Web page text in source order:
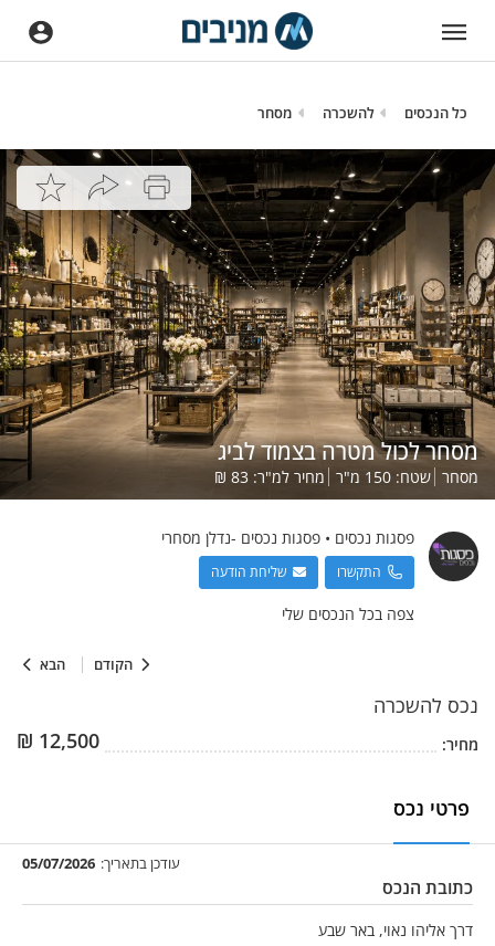
כל הנכסים להשכרה מסחר
הקודם הבא
מסחר לכול מטרה בצמוד לביג
מסחר שטח: 150 מ"ר מחיר למ"ר: 83
₪
פסגות נכסים • פסגות נכסים -נדלן מסחרי
התקשרו שליחת הודעה
צפה בכל הנכסים שלי
נכס להשכרה
מחיר: 12,500
₪
פרטי נכס
עודכן בתאריך: 05/07/2026
כתובת הנכס
דרך אליהו נאוי, באר שבע